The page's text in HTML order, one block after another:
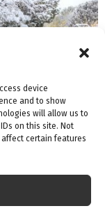
device
and to show
will allow us to
on this site. Not
certain features
in forma